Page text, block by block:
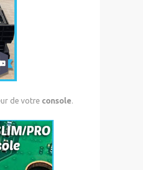
de votre console.